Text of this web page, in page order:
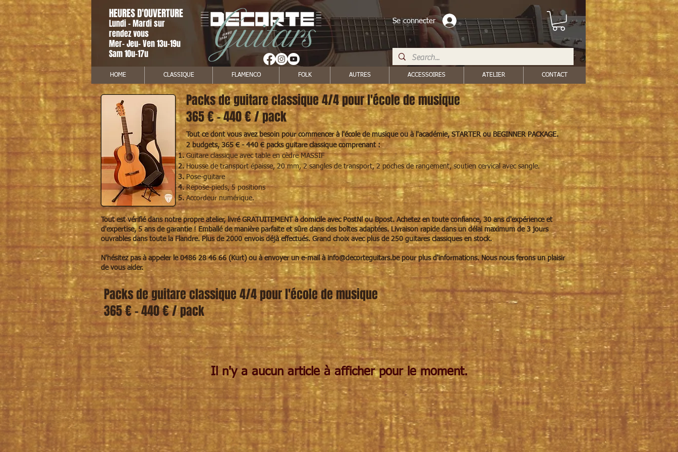
HEURES D'OUVERTURE
Lundi - Mardi sur
rendez vous
Mer- Jeu- Ven 13u-19u
Sam 10u-17u
Se connecter
HOME CLASSIQUE FLAMENCO FOLK AUTRES ACCESSOIRES ATELIER CONTACT
Packs de guitare classique 4/4 pour l'école de musique
365 € - 440 € / pack
Tout ce dont vous avez besoin pour commencer à l'école de musique ou à l'académie, STARTER ou BEGINNER PACKAGE.
2 budgets, 365 € - 440 € packs guitare classique comprenant :
Guitare classique avec table en cèdre MASSIF
Housse de transport épaisse, 20 mm, 2 sangles de transport, 2 poches de rangement, soutien cervical avec sangle.
Pose-guitare
Repose-pieds, 5 positions
Accordeur numérique.
Tout est vérifié dans notre propreatelier, livré GRATUITEMENT à domicile avec PostNl ou Bpost. Achetez en toute confiance, 30 ans d'expérience et
d'expertise, 5 ans de garantie ! Emballé de manière parfaite et sûre dans des boîtes adaptées. Livraison rapide dans un délai maximum de 3 jours
ouvrables dans toute la Flandre. Plus de 2000 envois déjà effectués. Grand choix avec plus de 250 guitares classiques en stock.
N'hésitez pas à appeler le 0486 28 46 66 (Kurt) ou à envoyer un e-mail à info@decorteguitars.bepour plus d'informations. Nous nous ferons un plaisir
de vous aider.
Packs de guitare classique 4/4 pour l'école de musique
365 € - 440 € / pack
Il n'y a aucun article à afficher pour le moment.